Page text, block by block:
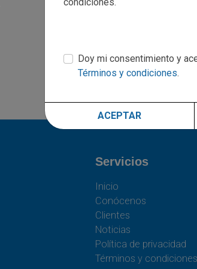
sobre sobre esta
Servicios
Inicio
Conócenos
Clientes
Noticias
Política de privacidad
Términos y condiciones
Doy mi consentimiento y
Términos y condiciones.
ACEPTAR